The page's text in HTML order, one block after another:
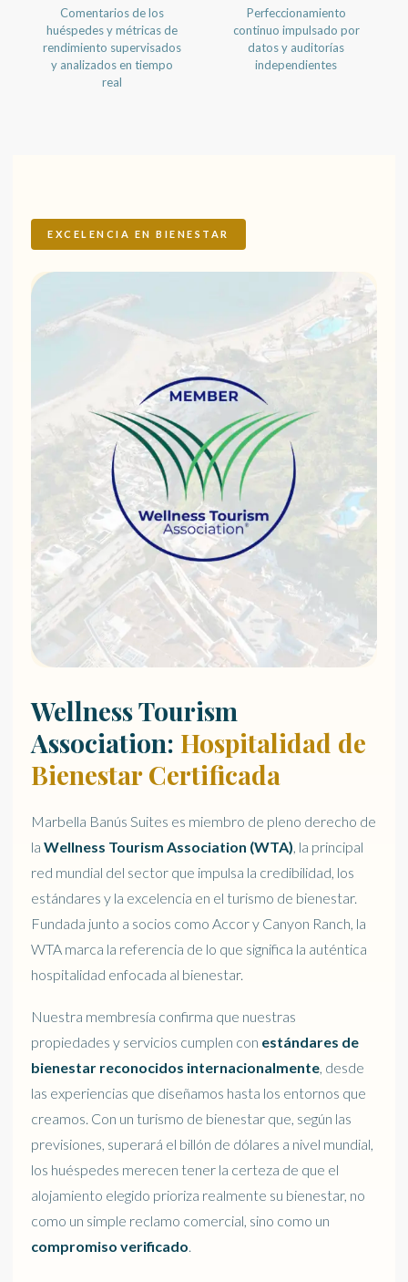
Comentarios de los
huéspedes y métricas de
rendimiento supervisados
y analizados en tiempo
real
Perfeccionamiento
continuo impulsado por
datos y auditorías
independientes
EXCELENCIA EN BIENESTAR
Wellness Tourism
Association: Hospitalidad de
Bienestar Certificada
Marbella Banús Suites es miembro de pleno derecho de
la Wellness Tourism Association (WTA), la principal
red mundial del sector que impulsa la credibilidad, los
estándares y la excelencia en el turismo de bienestar.
Fundada junto a socios como Accor y Canyon Ranch, la
WTA marca la referencia de lo que significa la auténtica
hospitalidad enfocada al bienestar.
Nuestra membresía confirma que nuestras
propiedades y servicios cumplen con estándares de
bienestar reconocidos internacionalmente, desde
las experiencias que diseñamos hasta los entornos que
creamos. Con un turismo de bienestar que, según las
previsiones, superará el billón de dólares a nivel mundial,
los huéspedes merecen tener la certeza de que el
alojamiento elegido prioriza realmente su bienestar, no
como un simple reclamo comercial, sino como un
compromiso verificado.